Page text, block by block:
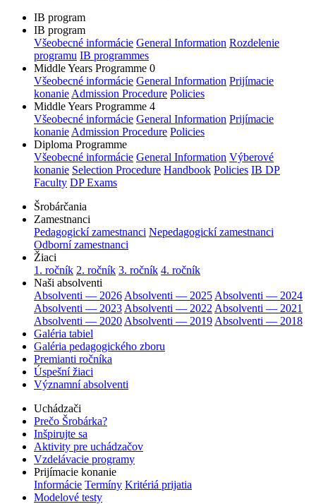
IB program
IB program
Všeobecné informácie General Information Rozdelenie
programu IB programmes
Middle Years Programme 0
Všeobecné informácie General Information Prijímacie
konanie Admission Procedure Policies
Middle Years Programme 4
Všeobecné informácie General Information Prijímacie
konanie Admission Procedure Policies
Diploma Programme
Všeobecné informácie General Information Výberové
konanie Selection Procedure Handbook Policies IB DP
Faculty DP Exams
Šrobárčania
Zamestnanci
Pedagogickí zamestnanci Nepedagogickí zamestnanci
Odborní zamestnanci
Žiaci
1. ročník 2. ročník 3. ročník 4. ročník
Naši absolventi
Absolventi — 2026 Absolventi — 2025 Absolventi — 2024
Absolventi — 2023 Absolventi — 2022 Absolventi — 2021
Absolventi — 2020 Absolventi — 2019 Absolventi — 2018
Galéria tabiel
Galéria pedagogického zboru
Premianti ročníka
Úspešní žiaci
Významní absolventi
Uchádzači
Prečo Šrobárka?
Inšpirujte sa
Aktivity pre uchádzačov
Vzdelávacie programy
Prijímacie konanie
Informácie Termíny Kritériá prijatia
Modelové testy